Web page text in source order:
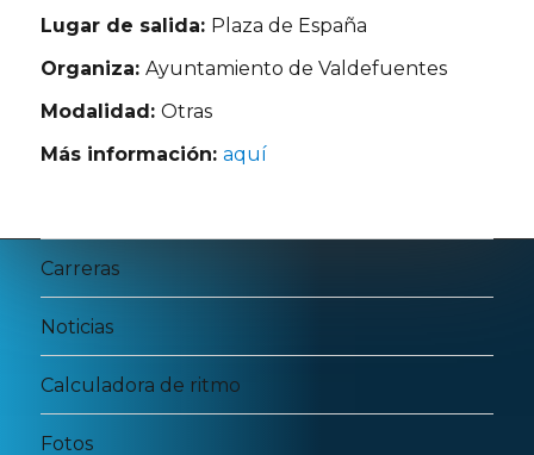
Lugar de salida: Plaza de España
Organiza:Ayuntamiento de Valdefuentes
Modalidad:Otras
Más información:aquí
Carreras
Noticias
Calculadora de ritmo
Fotos